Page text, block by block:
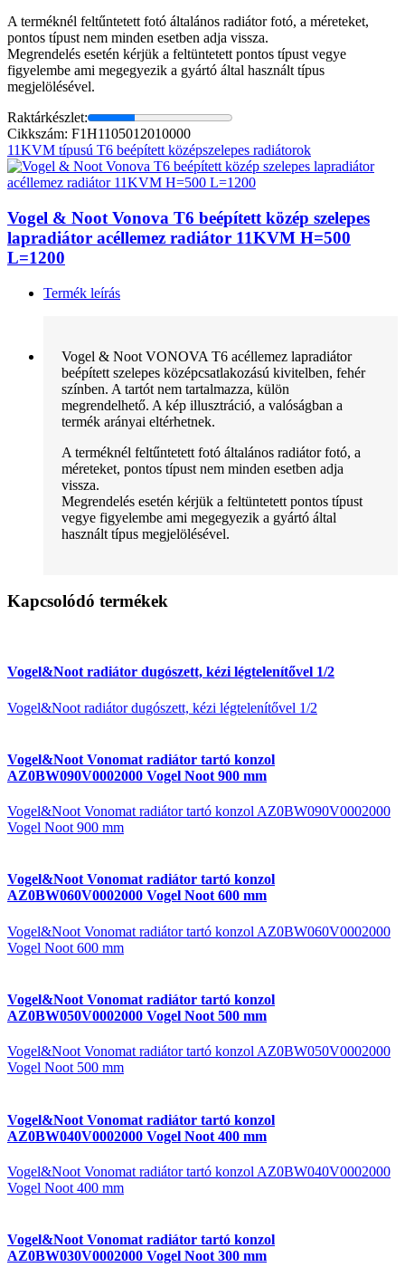
A terméknél feltűntetett fotó általános radiátor fotó, a méreteket,
pontos típust nem minden esetben adja vissza.
Megrendelés esetén kérjük a feltüntetett pontos típust vegye
figyelembe ami megegyezik a gyártó által használt típus
megjelölésével.
Raktárkészlet:
Cikkszám: F1H1105012010000
11KVM típusú T6 beépített középszelepes radiátorok
Vogel & Noot Vonova T6 beépített közép szelepes
lapradiátor acéllemez radiátor 11KVM H=500
L=1200
Termék leírás
Vogel & Noot VONOVA T6 acéllemez lapradiátor
beépített szelepes középcsatlakozású kivitelben, fehér
színben. A tartót nem tartalmazza, külön
megrendelhető. A kép illusztráció, a valóságban a
termék arányai eltérhetnek.
A terméknél feltűntetett fotó általános radiátor fotó, a
méreteket, pontos típust nem minden esetben adja
vissza.
Megrendelés esetén kérjük a feltüntetett pontos típust
vegye figyelembe ami megegyezik a gyártó által
használt típus megjelölésével.
Kapcsolódó termékek
Vogel&Noot radiátor dugószett, kézi légtelenítővel 1/2
Vogel&Noot radiátor dugószett, kézi légtelenítővel 1/2
Vogel&Noot Vonomat radiátor tartó konzol
AZ0BW090V0002000 Vogel Noot 900 mm
Vogel&Noot Vonomat radiátor tartó konzol AZ0BW090V0002000
Vogel Noot 900 mm
Vogel&Noot Vonomat radiátor tartó konzol
AZ0BW060V0002000 Vogel Noot 600 mm
Vogel&Noot Vonomat radiátor tartó konzol AZ0BW060V0002000
Vogel Noot 600 mm
Vogel&Noot Vonomat radiátor tartó konzol
AZ0BW050V0002000 Vogel Noot 500 mm
Vogel&Noot Vonomat radiátor tartó konzol AZ0BW050V0002000
Vogel Noot 500 mm
Vogel&Noot Vonomat radiátor tartó konzol
AZ0BW040V0002000 Vogel Noot 400 mm
Vogel&Noot Vonomat radiátor tartó konzol AZ0BW040V0002000
Vogel Noot 400 mm
Vogel&Noot Vonomat radiátor tartó konzol
AZ0BW030V0002000 Vogel Noot 300 mm